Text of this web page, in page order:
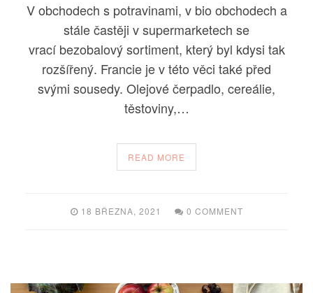
V obchodech s potravinami, v bio obchodech a
stále častěji v supermarketech se
vrací bezobalový sortiment, který byl kdysi tak
rozšířený. Francie je v této věci také před
svými sousedy. Olejové čerpadlo, cereálie,
těstoviny,…
READ MORE
18 BŘEZNA, 2021 0 COMMENT